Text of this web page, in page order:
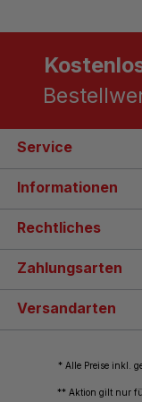
Service
Informationen
Rechtliches
Zahlungsarten
Versandarten
* Alle Preise inkl.
** Aktion gilt nur